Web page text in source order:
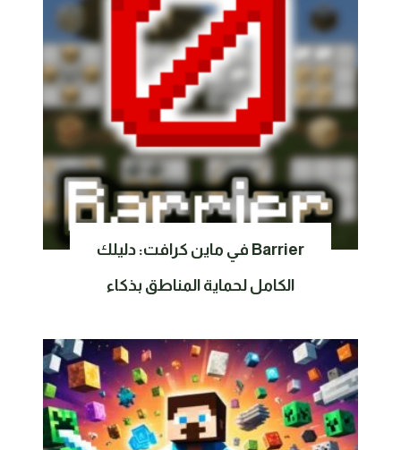
Barrier في ماين كرافت: دليلك
الكامل لحماية المناطق بذكاء